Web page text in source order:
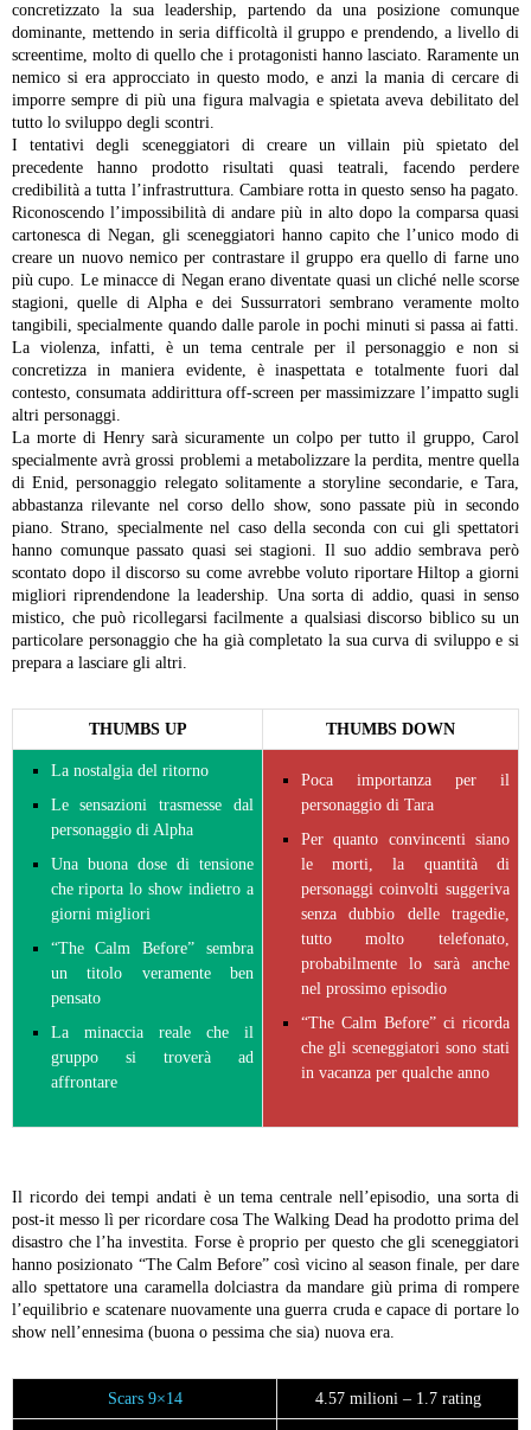
concretizzato la sua leadership, partendo da una posizione comunque
dominante, mettendo in seria difficoltà il gruppo e prendendo, a livello di
screentime, molto di quello che i protagonisti hanno lasciato. Raramente un
nemico si era approcciato in questo modo, e anzi la mania di cercare di
imporre sempre di più una figura malvagia e spietata aveva debilitato del
tutto lo sviluppo degli scontri.
I tentativi degli sceneggiatori di creare un villain più spietato del
precedente hanno prodotto risultati quasi teatrali, facendo perdere
credibilità a tutta l’infrastruttura. Cambiare rotta in questo senso ha pagato.
Riconoscendo l’impossibilità di andare più in alto dopo la comparsa quasi
cartonesca di Negan, gli sceneggiatori hanno capito che l’unico modo di
creare un nuovo nemico per contrastare il gruppo era quello di farne uno
più cupo. Le minacce di Negan erano diventate quasi un cliché nelle scorse
stagioni, quelle di Alpha e dei Sussurratori sembrano veramente molto
tangibili, specialmente quando dalle parole in pochi minuti si passa ai fatti.
La violenza, infatti, è un tema centrale per il personaggio e non si
concretizza in maniera evidente, è inaspettata e totalmente fuori dal
contesto, consumata addirittura off-screen per massimizzare l’impatto sugli
altri personaggi.
La morte di Henry sarà sicuramente un colpo per tutto il gruppo, Carol
specialmente avrà grossi problemi a metabolizzare la perdita, mentre quella
di Enid, personaggio relegato solitamente a storyline secondarie, e Tara,
abbastanza rilevante nel corso dello show, sono passate più in secondo
piano. Strano, specialmente nel caso della seconda con cui gli spettatori
hanno comunque passato quasi sei stagioni. Il suo addio sembrava però
scontato dopo il discorso su come avrebbe voluto riportare Hiltop a giorni
migliori riprendendone la leadership. Una sorta di addio, quasi in senso
mistico, che può ricollegarsi facilmente a qualsiasi discorso biblico su un
particolare personaggio che ha già completato la sua curva di sviluppo e si
prepara a lasciare gli altri.
THUMBS UP THUMBS DOWN
La nostalgia del ritorno
Le sensazioni trasmesse dal
personaggio di Alpha
Una buona dose di tensione
che riporta lo show indietro a
giorni migliori
“The Calm Before” sembra
un titolo veramente ben
pensato
La minaccia reale che il
gruppo si troverà ad
affrontare
Poca importanza per il
personaggio di Tara
Per quanto convincenti siano
le morti, la quantità di
personaggi coinvolti suggeriva
senza dubbio delle tragedie,
tutto molto telefonato,
probabilmente lo sarà anche
nel prossimo episodio
“The Calm Before” ci ricorda
che gli sceneggiatori sono stati
in vacanza per qualche anno
Il ricordo dei tempi andati è un tema centrale nell’episodio, una sorta di
post-it messo lì per ricordare cosa The Walking Dead ha prodotto prima del
disastro che l’ha investita. Forse è proprio per questo che gli sceneggiatori
hanno posizionato “The Calm Before” così vicino al season finale, per dare
allo spettatore una caramella dolciastra da mandare giù prima di rompere
l’equilibrio e scatenare nuovamente una guerra cruda e capace di portare lo
show nell’ennesima (buona o pessima che sia) nuova era.
Scars 9×14 4.57 milioni – 1.7 rating